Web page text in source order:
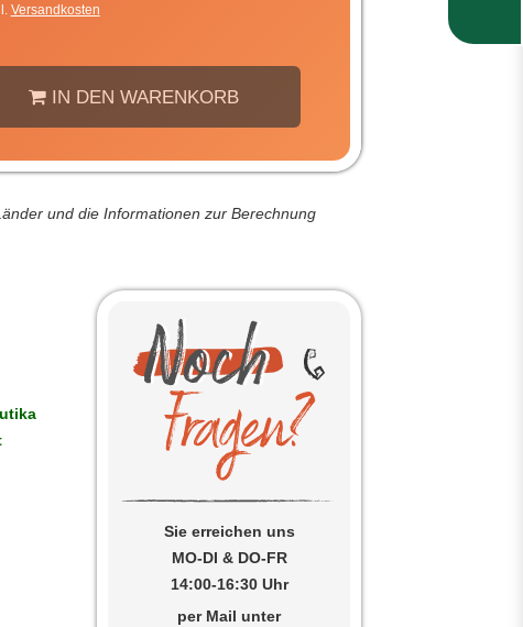
Versandkosten
IN DEN WARENKORB
und die Informationen zur Berechnung
Sie erreichen uns
MO-DI & DO-FR
14:00-16:30 Uhr
per Mail unter